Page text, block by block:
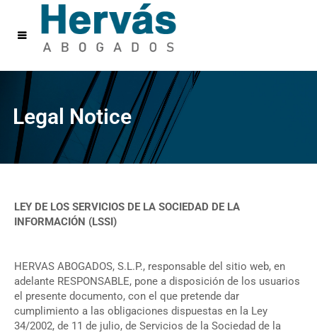
Legal Notice
LEY DE LOS SERVICIOS DE LA SOCIEDAD DE LA
INFORMACIÓN (LSSI)
HERVAS ABOGADOS, S.L.P., responsable del sitio web, en
adelante RESPONSABLE, pone a disposición de los usuarios
el presente documento, con el que pretende dar
cumplimiento a las obligaciones dispuestas en la Ley
34/2002, de 11 de julio, de Servicios de la Sociedad de la